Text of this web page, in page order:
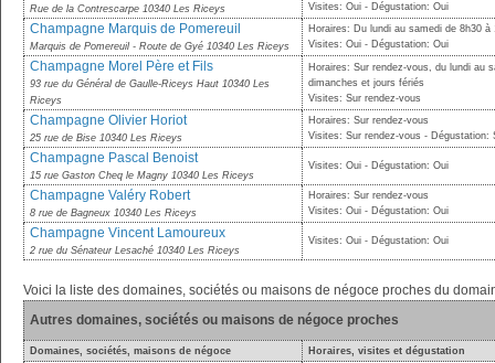
Rue de la Contrescarpe 10340 Les Riceys
Visites: Oui - Dégustation: Oui
Champagne Marquis de Pomereuil
Marquis de Pomereuil - Route de Gyé 10340 Les Riceys
Horaires: Du lundi au samedi de 8h30 à
Visites: Oui - Dégustation: Oui
Champagne Morel Père et Fils
93 rue du Général de Gaulle-Riceys Haut 10340 Les
Riceys
Horaires: Sur rendez-vous, du lundi au
dimanches et jours fériés
Visites: Sur rendez-vous
Champagne Olivier Horiot
25 rue de Bise 10340 Les Riceys
Horaires: Sur rendez-vous
Visites: Sur rendez-vous - Dégustation:
Champagne Pascal Benoist
15 rue Gaston Cheq le Magny 10340 Les Riceys
Visites: Oui - Dégustation: Oui
Champagne Valéry Robert
8 rue de Bagneux 10340 Les Riceys
Horaires: Sur rendez-vous
Visites: Oui - Dégustation: Oui
Champagne Vincent Lamoureux
2 rue du Sénateur Lesaché 10340 Les Riceys
Visites: Oui - Dégustation: Oui
Voici la liste des domaines, sociétés ou maisons de négoce proches du
Autres domaines, sociétés ou maisons de négoce proches
Domaines, sociétés, maisons de négoce Horaires, visites et dégustation